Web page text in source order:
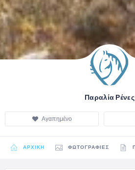
Παραλία Ρένες
Αγαπημένο
ΑΡΧΙΚΉ ΦΩΤΟΓΡΑΦΊΕΣ